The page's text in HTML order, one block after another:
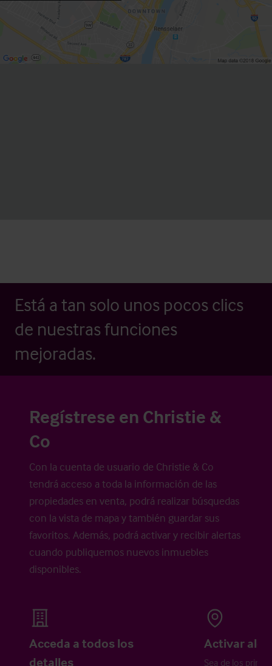
Está a tan solo unos pocos clics
de nuestras funciones
mejoradas.
Regístrese en Christie &
Co
Con la cuenta de usuario de Christie & Co
tendrá acceso a toda la información de las
propiedades en venta, podrá realizar búsquedas
con la vista de mapa y también guardar sus
favoritos. Además, podrá activar y recibir alertas
cuando publiquemos nuevos inmuebles
disponibles.
Acceda a todos los
detalles
Activar
Sea de los